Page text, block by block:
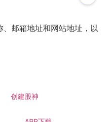
邮箱地址和网站地址，以
创建股神